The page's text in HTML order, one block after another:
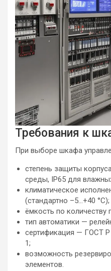
Требования к
При выборе шкафа
степень защиты
среды, IP65 для
климатическое
(стандартно –5…+40 °C);
ёмкость по количеству
тип автоматики —
сертификация — ГОСТ
1;
возможность
элементов.